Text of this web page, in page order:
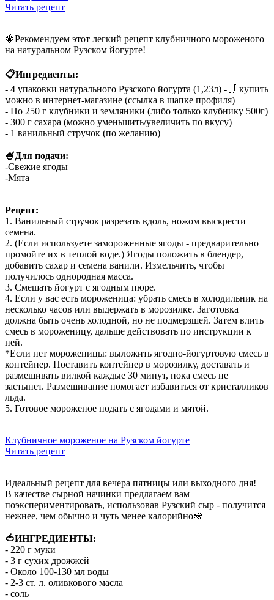
Читать рецепт
🍓Рекомендуем этот легкий рецепт клубничного мороженого
на натуральном Рузском йогурте!
📋Ингредиенты:
- 4 упаковки натурального Рузского йогурта (1,23л) -🛒 купить
можно в интернет-магазине (ссылка в шапке профиля)
- По 250 г клубники и земляники (либо только клубнику 500г)
- 300 г сахара (можно уменьшить/увеличить по вкусу)
- 1 ванильный стручок (по желанию)
🍧Для подачи:
-Свежие ягоды
-Мята
Рецепт:
1️. Ванильный стручок разрезать вдоль, ножом выскрести
семена.
2️. (Если используете замороженные ягоды - предварительно
промойте их в теплой воде.) Ягоды положить в блендер,
добавить сахар и семена ванили. Измельчить, чтобы
получилось однородная масса.
3️. Смешать йогурт с ягодным пюре.
4️. Если у вас есть мороженица: убрать смесь в холодильник на
несколько часов или выдержать в морозилке. Заготовка
должна быть очень холодной, но не подмерзшей. Затем влить
смесь в мороженицу, дальше действовать по инструкции к
ней.
*️Если нет мороженицы: выложить ягодно-йогуртовую смесь в
контейнер. Поставить контейнер в морозилку, доставать и
размешивать вилкой каждые 30 минут, пока смесь не
застынет. Размешивание помогает избавиться от кристалликов
льда.
5️. Готовое мороженое подать с ягодами и мятой.
Клубничное мороженое на Рузском йогурте
Читать рецепт
Идеальный рецепт для вечера пятницы или выходного дня!
В качестве сырной начинки предлагаем вам
поэкспериментировать, использовав Рузский сыр - получится
нежнее, чем обычно и чуть менее калорийно🧀
🍅ИНГРЕДИЕНТЫ:
- 220 г муки
- 3 г сухих дрожжей
- Около 100-130 мл воды
- 2-3 ст. л. оливкового масла
- соль